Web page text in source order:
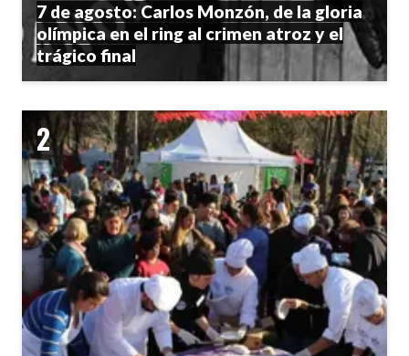
7 de agosto: Carlos Monzón, de la gloria
olímpica en el ring al crimen atroz y el
trágico final